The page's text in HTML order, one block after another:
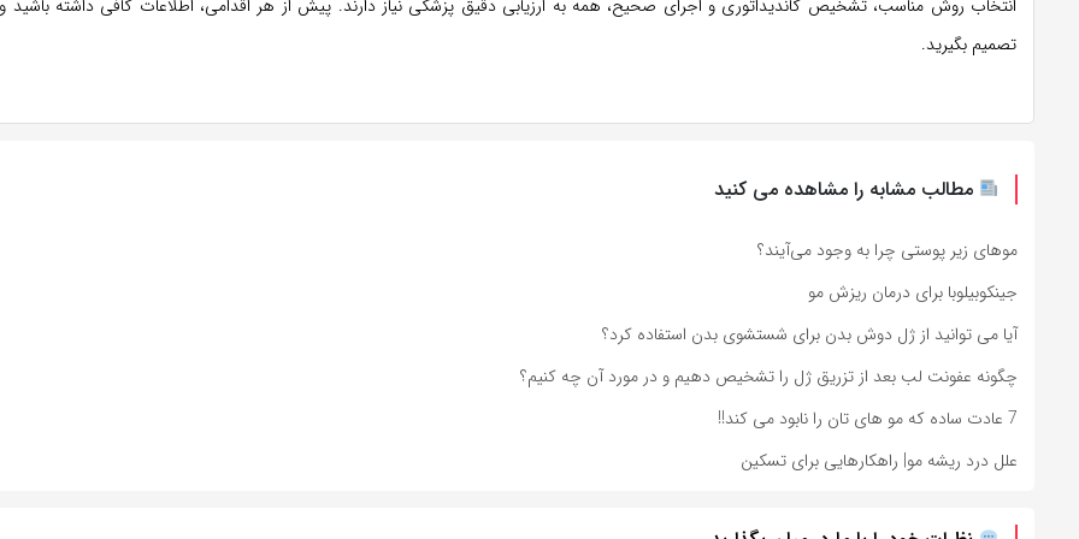
انتخاب روش مناسب، تشخیص کاندیداتوری و اجرای صحیح، همه به ارزیابی دقیق پزشکی نیاز دارند. پیش از هر اقدامی، اطلاعات کافی داشته باشید
تصمیم بگیرید.
مطالب مشابه را مشاهده می کنید
مو‌های زیر پوستی چرا به وجود می‌آیند؟
جینکوبیلوبا برای درمان ریزش مو
آیا می توانید از ژل دوش بدن برای شستشوی بدن استفاده کرد؟
چگونه عفونت لب بعد از تزریق ژل را تشخیص دهیم و در مورد آن چه کنیم؟
7 عادت ساده که مو های تان را نابود می کند!!
علل درد ریشه مو| راهکارهایی برای تسکین